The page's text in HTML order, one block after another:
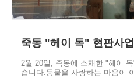
죽동 "헤이 독" 현판사
2월 20일, 죽동에 소재한 "헤이
습니다.동물을 사랑하는 마음이